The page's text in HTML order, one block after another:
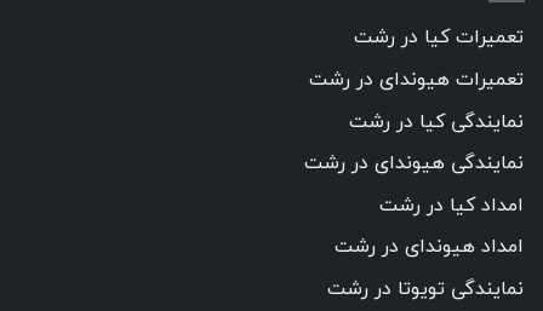
تعمیرات کیا در رشت
تعمیرات هیوندای در رشت
نمایندگی کیا در رشت
نمایندگی هیوندای در رشت
امداد کیا در رشت
امداد هیوندای در رشت
نمایندگی تویوتا در رشت